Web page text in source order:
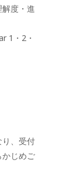
度・進
1・2・
り、受付
かじめご